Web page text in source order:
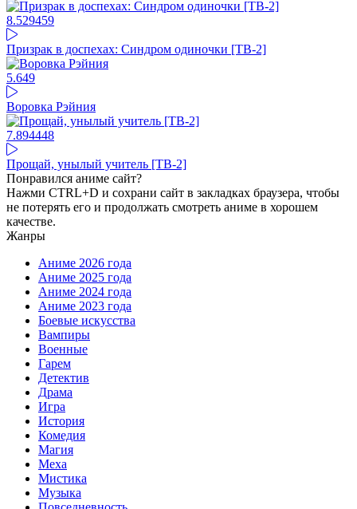
8.529459
Призрак в доспехах: Синдром одиночки [ТВ-2]
5.649
Воровка Рэйния
7.894448
Прощай, унылый учитель [ТВ-2]
Понравился аниме сайт?
Нажми CTRL+D и сохрани сайт в закладках браузера, чтобы
не потерять его и продолжать смотреть аниме в хорошем
качестве.
Жанры
Аниме 2026 года
Аниме 2025 года
Аниме 2024 года
Аниме 2023 года
Боевые искусства
Вампиры
Военные
Гарем
Детектив
Драма
Игра
История
Комедия
Магия
Меха
Мистика
Музыка